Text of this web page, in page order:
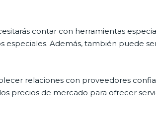
contar con herramientas
especiales. Además, también puede
relaciones con proveedores
precios de mercado para ofrecer